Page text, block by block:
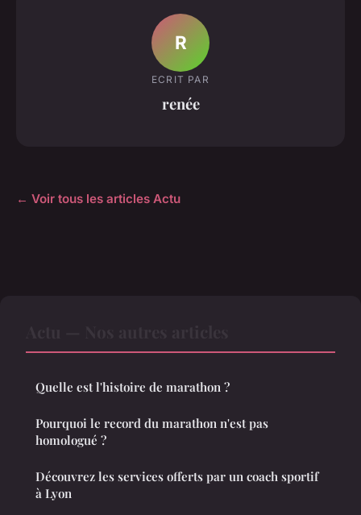
R
ECRIT PAR
renée
← Voir tous les articles Actu
Quelle est l'histoire de marathon ?
Pourquoi le record du marathon n'est pas
homologué ?
Découvrez les services offerts par un coach sportif
à Lyon